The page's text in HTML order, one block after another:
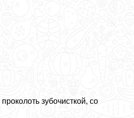
зубочисткой, со